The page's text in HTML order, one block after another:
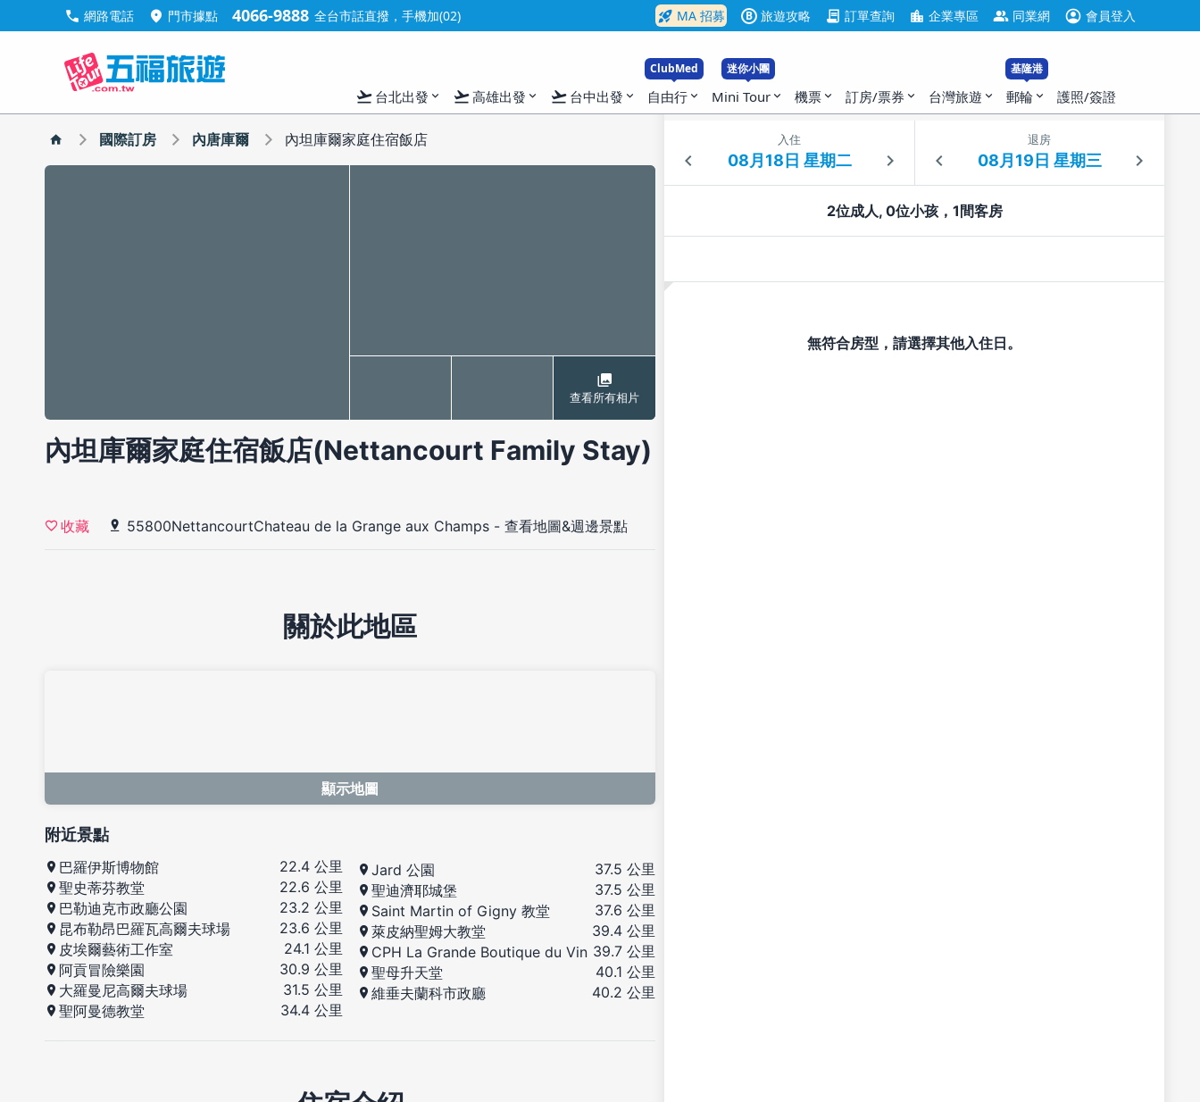
call 網路電話 location_on 門市據點 4066-9888 全台市話直撥，手機加(02) rocket_launch MA 招募 B 旅遊攻略 contract 訂單查詢 location_city 企業專區 group 同業網 account_circle 會員登入
flight_takeoff 台北出發 expand_more flight_takeoff高雄出發 expand_more flight_takeoff 台中出發 expand_more
ClubMed
自由行 expand_more
迷你小團
Mini Tour expand_more 機票 expand_more 訂房/票券 expand_more 台灣旅遊 expand_more
基隆港
郵輪 expand_more 護照/簽證
國際訂房 內唐庫爾 內坦庫爾家庭住宿飯店
查看所有相片
內坦庫爾家庭住宿飯店(Nettancourt Family Stay)
收藏 55800NettancourtChateau de la Grange aux Champs - 查看地圖&週邊景點
入住 退房
2位成人, 0位小孩，1間客房
無符合房型，請選擇其他入住日。
關於此地區
顯示地圖
附近景點
巴羅伊斯博物館
22.4 公里
聖史蒂芬教堂
22.6 公里
巴勒迪克市政廳公園
23.2 公里
昆布勒昂巴羅瓦高爾夫球場
23.6 公里
皮埃爾藝術工作室
24.1 公里
阿貢冒險樂園
30.9 公里
大羅曼尼高爾夫球場
31.5 公里
聖阿曼德教堂
34.4 公里
Jard 公園
37.5 公里
聖迪濟耶城堡
37.5 公里
Saint Martin of Gigny 教堂
37.6 公里
萊皮納聖姆大教堂
39.4 公里
CPH La Grande Boutique du Vin 39.7 公里
聖母升天堂
40.1 公里
維垂夫蘭科市政廳
40.2 公里